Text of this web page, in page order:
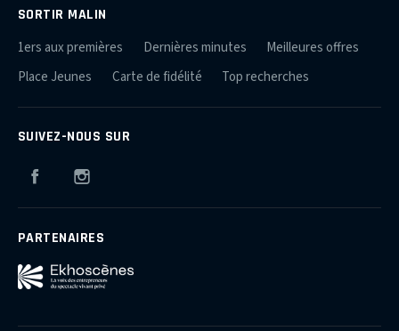
SORTIR MALIN
1ers aux premières Dernières minutes
Meilleures offres
Place Jeunes
Carte de fidélité Top recherches
SUIVEZ-NOUS SUR
Facebook
PARTENAIRES